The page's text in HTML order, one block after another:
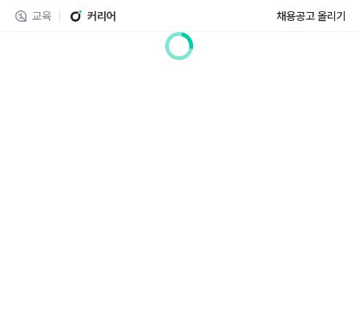
교육 커리어 채용공고 올리기